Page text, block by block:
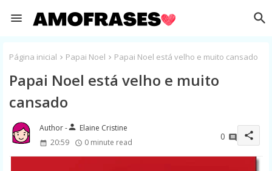
Página inicial Papai Noel Papai Noel está velho e muito cansado
Papai Noel está velho e muito
cansado
person Elaine Cristine
20:59
0 minute read
0 share